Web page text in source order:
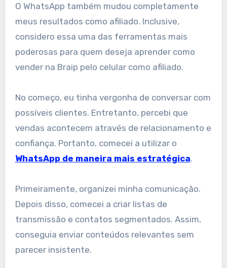
O WhatsApp também mudou completamente
meus resultados como afiliado. Inclusive,
considero essa uma das ferramentas mais
poderosas para quem deseja aprender como
vender na Braip pelo celular como afiliado.
No começo, eu tinha vergonha de conversar com
possíveis clientes. Entretanto, percebi que
vendas acontecem através de relacionamento e
confiança. Portanto, comecei a utilizar o
WhatsApp de maneira mais estratégica.
Primeiramente, organizei minha comunicação.
Depois disso, comecei a criar listas de
transmissão e contatos segmentados. Assim,
conseguia enviar conteúdos relevantes sem
parecer insistente.